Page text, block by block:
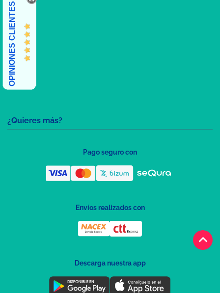
keyboard_arrow_up
¿Quieres más?
OPINIONES CLIENTES
Pago seguro con
Envíos realizados con
Descarga nuestra app